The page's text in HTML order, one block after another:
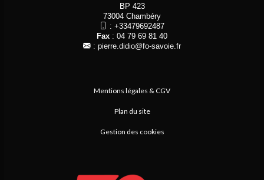
BP 423
73004 Chambéry
: +33479692487
Fax : 04 79 69 81 40
: pierre.didio@fo-savoie.fr
Mentions légales & CGV
Plan du site
Gestion des cookies